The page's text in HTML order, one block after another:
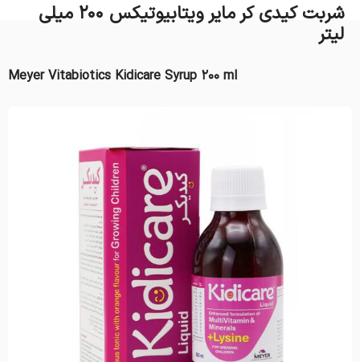
شربت کیدی کر مایر ویتابیوتیکس 200 میلی
لیتر
Meyer Vitabiotics Kidicare Syrup 200 ml